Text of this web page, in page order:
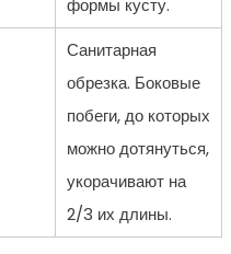
формы кусту.
Санитарная
обрезка. Боковые
побеги, до которых
можно дотянуться,
укорачивают на
2/3 их длины.